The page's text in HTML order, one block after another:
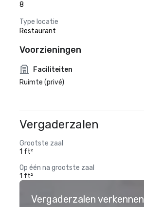
8
Type locatie
Restaurant
Voorzieningen
Faciliteiten
Ruimte (privé)
Vergaderzalen
Grootste zaal
1 ft²
Op één na grootste zaal
1 ft²
Vergaderzalen verkennen